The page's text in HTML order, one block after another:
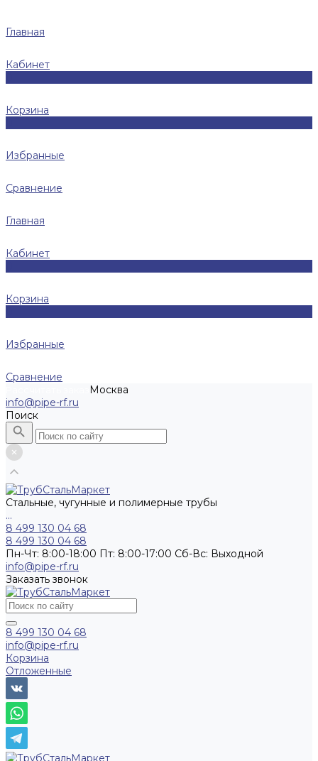
Главная
Кабинет
Корзина
Избранные
Сравнение
Главная
Кабинет
Корзина
Избранные
Сравнение
Москва
info@pipe-rf.ru
Поиск
Стальные, чугунные и полимерные трубы
...
8 499 130 04 68
8 499 130 04 68
Пн-Чт: 8:00-18:00 Пт: 8:00-17:00 Сб-Вс: Выходной
info@pipe-rf.ru
Заказать звонок
8 499 130 04 68
info@pipe-rf.ru
Корзина
Отложенные